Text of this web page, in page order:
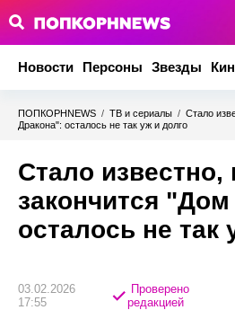
Новости Персоны Звезды
ПОПКОРНNEWS / ТВ и сериалы / Стало
Дракона": осталось не так уж и долго
Стало известно,
закончится
осталось не так
03.02.2026
17:55
Проверено
редакцией